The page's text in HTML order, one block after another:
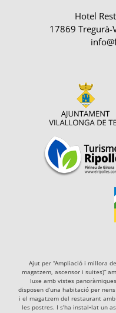
Hotel
17869 Tregurà-
Ajut per “Ampliació i millora
magatzem, ascensor i suites)”
luxe amb vistes
disposen d’una habitació per
i el magatzem del restaurant
les postres. I s’ha instal•lat un